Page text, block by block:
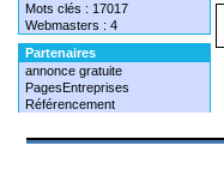
Mots clés : 17017
Webmasters : 4
Partenaires
annonce gratuite
PagesEntreprises
Référencement